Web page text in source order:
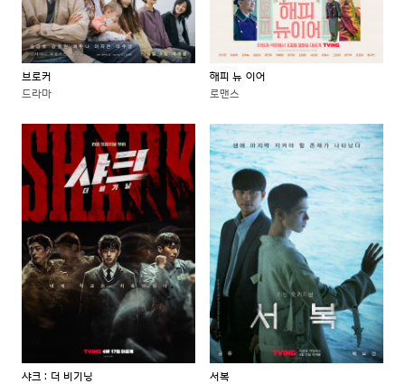
브로커
드라마
해피 뉴 이어
로맨스
샤크 : 더 비기닝 서복